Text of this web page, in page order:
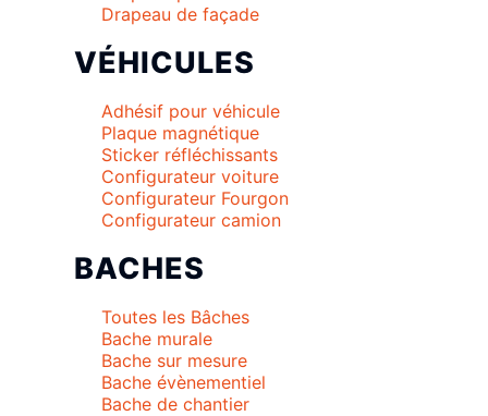
Drapeau de façade
VÉHICULES
Adhésif pour véhicule
Plaque magnétique
Sticker réfléchissants
Configurateur voiture
Configurateur Fourgon
Configurateur camion
BACHES
Toutes les Bâches
Bache murale
Bache sur mesure
Bache évènementiel
Bache de chantier